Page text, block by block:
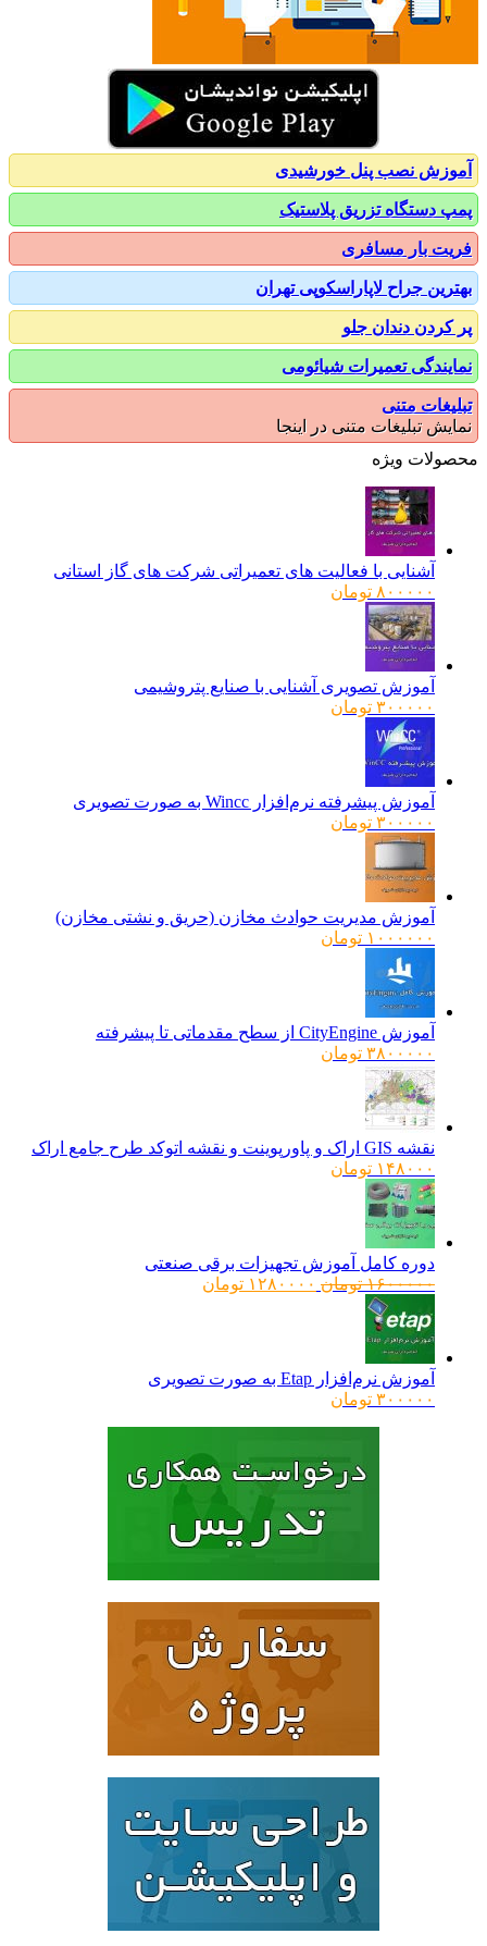
نصب پنل خورشیدی
دستگاه تزریق پلاستیک
بار مسافری
جراح لاپاراسکوپی تهران
دندان جلو
تعمیرات شیائومی
متنی
تبلیغات متنی در اینجا
ویژه
آشنایی با فعالیت های تعمیراتی شرکت های گاز استانی
۸۰۰۰۰۰ تومان
آموزش تصویری آشنایی با صنایع پتروشیمی
۳۰۰۰۰۰ تومان
آموزش پیشرفته نرم‌افزار Wincc به صورت تصویری
۳۰۰۰۰۰ تومان
آموزش مدیریت حوادث مخازن (حریق و نشتی مخازن)
۱۰۰۰۰۰۰ تومان
آموزش CityEngine از سطح مقدماتی تا پیشرفته
۳۸۰۰۰۰۰ تومان
نقشه GIS اراک و پاورپوینت و نقشه اتوکد طرح جامع اراک
۱۴۸۰۰۰ تومان
دوره کامل آموزش تجهیزات برقی صنعتی
۱۶۰۰۰۰۰ تومانقیمت
۱۲۸۰۰۰۰ تومانقیمت
آموزش نرم‌افزار Etap به صورت تصویری
۳۰۰۰۰۰ تومان